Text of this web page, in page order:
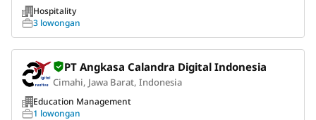
Hospitality
3 lowongan
PT Angkasa Calandra Digital Indonesia
Cimahi, Jawa Barat, Indonesia
Education Management
1 lowongan